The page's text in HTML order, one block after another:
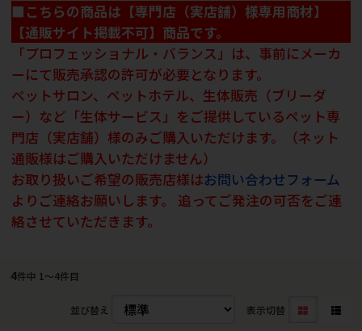
■こちらの商品は【専門店（実店舗）様専用商材】
【通販サイト掲載不可】商品です。
「プロフェッショナル・バランス」は、事前にメーカ
ーにて販売承認の許可が必要となります。
ペットサロン、ペットホテル、生体販売（ブリーダ
ー）など「生体サービス」をご提供しているペット専
門店（実店舗）様のみご購入いただけます。（ネット
通販様はご購入いただけません）
お取り扱いご希望の販売店様はお問い合わせフォーム
よりご連絡お願いします。 追ってご発注の可否をご連
絡させていただきます。
4件中 1〜4件目
並び替え 表示切替